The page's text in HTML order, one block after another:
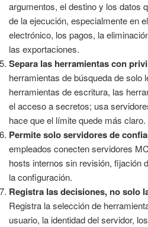
argumentos, el destino y los datos
de la ejecución, especialmente en
electrónico, los pagos, la
las exportaciones.
Separa las herramientas con
herramientas de búsqueda de solo
herramientas de escritura, las
el acceso a secretos; usa
hace que el límite quede más claro.
Permite solo servidores de
empleados conecten servidores
hosts internos sin revisión, fijación
la configuración.
Registra las decisiones, no solo
Registra la selección de
usuario, la identidad del servidor,